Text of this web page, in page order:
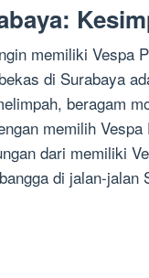
memiliki Vespa
di Surabaya
beragam
memilih
dari memiliki
di jalan-jalan